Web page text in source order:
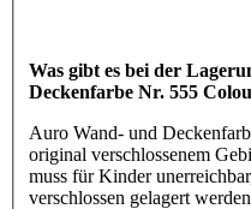
Was gibt es bei der
Deckenfarbe Nr. 555
Auro Wand- und
original verschlossenem
muss für Kinder
verschlossen gelagert